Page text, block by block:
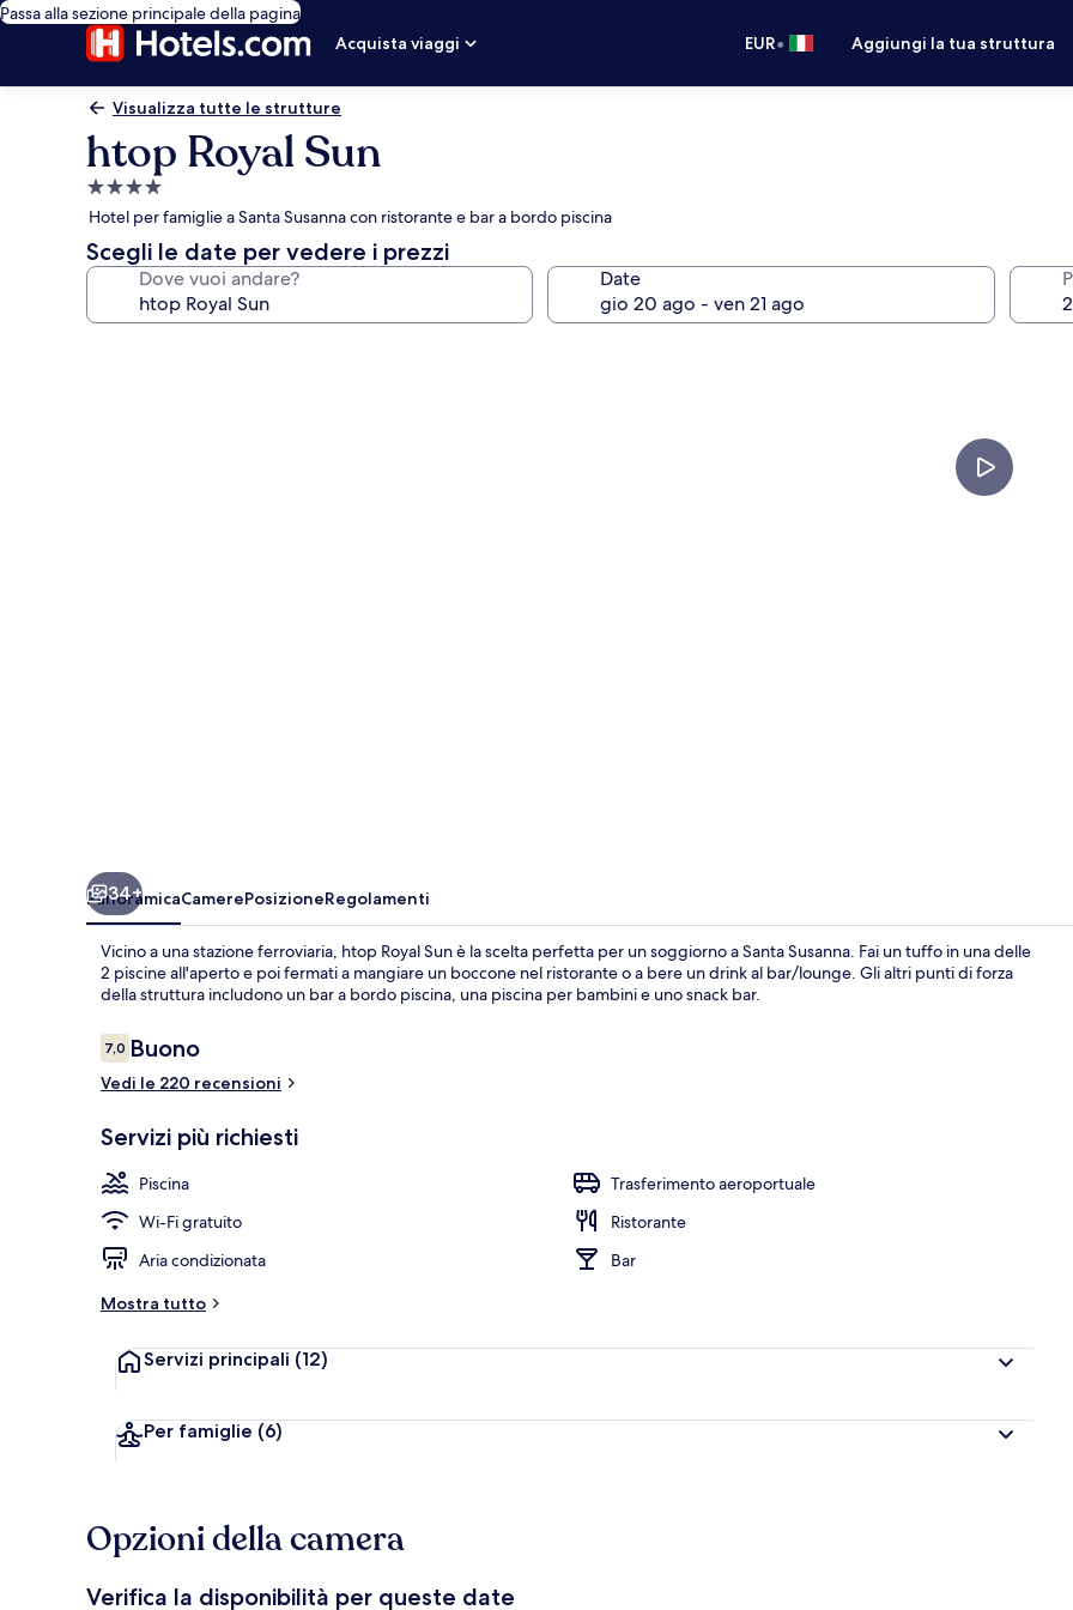
Passa alla sezione principale della pagina
Acquista viaggi
EUR• Aggiungi la tua struttura
Visualizza tutte le strutture
htop Royal Sun
Struttura
a
4.0
stelle
Hotel per famiglie a Santa Susanna con ristorante e bar a bordo piscina
Scegli le date per vedere i prezzi
Dove vuoi andare? Date
34+
PanoramicaCamerePosizioneRegolamenti
Vicino a una stazione ferroviaria, htop Royal Sun è la scelta perfetta per un soggiorno a Santa Susanna. Fai un tuffo in una delle
2 piscine all'aperto e poi fermati a mangiare un boccone nel ristorante o a bere un drink al bar/lounge. Gli altri punti di forza
della struttura includono un bar a bordo piscina, una piscina per bambini e uno snack bar.
Recensioni
7,07,0 su 10
Buono
Vedi le 220 recensioni
Servizi più richiesti
Piscina
Trasferimento aeroportuale
Wi-Fi gratuito
Ristorante
Aria condizionata
Bar
Mostra tutto
Servizi principali (12)
Per famiglie (6)
Opzioni della camera
Verifica la disponibilità per queste date